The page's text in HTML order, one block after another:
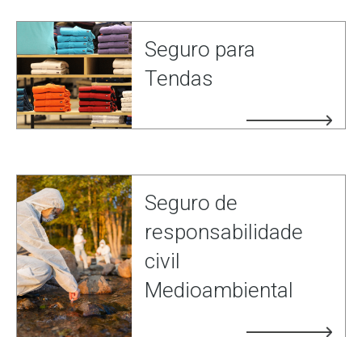
Seguro para
Tendas
Seguro de
responsabilidade
civil
Medioambiental